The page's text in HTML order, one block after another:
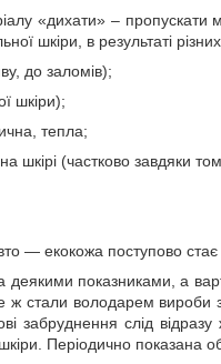
«дихати» – пропускати
шкіри, в результаті
до заломів);
шкіри);
тепла;
шкірі (частково завдяки
— екокожа поступово
показниками, а
стали володарем
забруднення слід
Періодично показана